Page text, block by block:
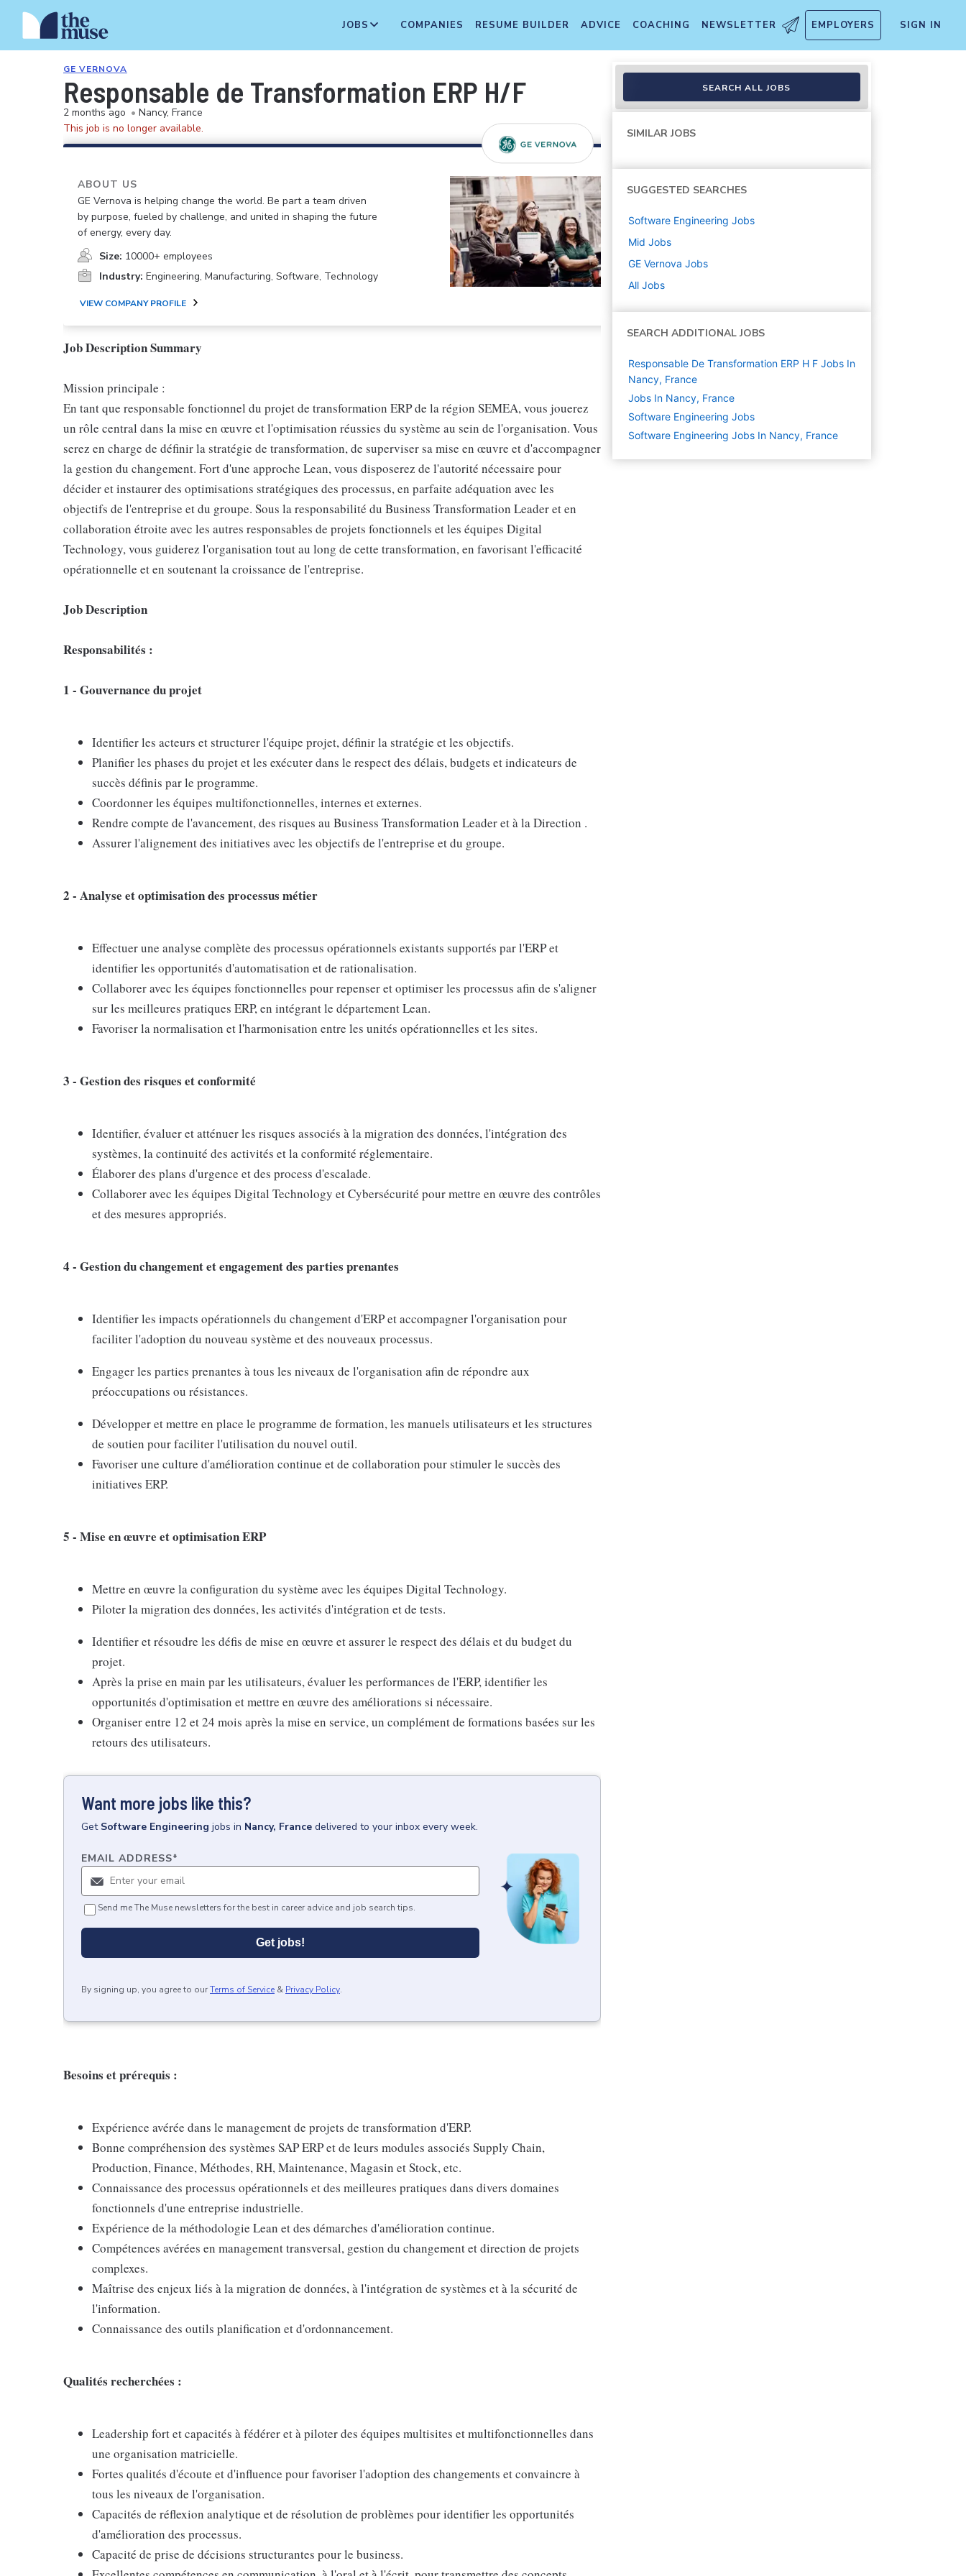
JOBS COMPANIES RESUME BUILDER ADVICE COACHING NEWSLETTER EMPLOYERS SIGN IN
GE VERNOVA
Responsable de Transformation ERP H/F
2 months ago • Nancy, France
This job is no longer available.
ABOUT US
GE Vernova is helping change the world. Be part a team driven
by purpose, fueled by challenge, and united in shaping the future
of energy, every day.
Size: 10000+ employees
Industry: Engineering, Manufacturing, Software, Technology
VIEW COMPANY PROFILE
Job Description Summary
Mission principale :
En tant que responsable fonctionnel du projet de transformation ERP de la région SEMEA, vous jouerez
un rôle central dans la mise en œuvre et l'optimisation réussies du système au sein de l'organisation. Vous
serez en charge de définir la stratégie de transformation, de superviser sa mise en œuvre et d'accompagner
la gestion du changement. Fort d'une approche Lean, vous disposerez de l'autorité nécessaire pour
décider et instaurer des optimisations stratégiques des processus, en parfaite adéquation avec les
objectifs de l'entreprise et du groupe. Sous la responsabilité du Business Transformation Leader et en
collaboration étroite avec les autres responsables de projets fonctionnels et les équipes Digital
Technology, vous guiderez l'organisation tout au long de cette transformation, en favorisant l'efficacité
opérationnelle et en soutenant la croissance de l'entreprise.
Job Description
Responsabilités :
1 - Gouvernance du projet
Identifier les acteurs et structurer l'équipe projet, définir la stratégie et les objectifs.
Planifier les phases du projet et les exécuter dans le respect des délais, budgets et indicateurs de
succès définis par le programme.
Coordonner les équipes multifonctionnelles, internes et externes.
Rendre compte de l'avancement, des risques au Business Transformation Leader et à la Direction .
Assurer l'alignement des initiatives avec les objectifs de l'entreprise et du groupe.
2 - Analyse et optimisation des processus métier
Effectuer une analyse complète des processus opérationnels existants supportés par l'ERP et
identifier les opportunités d'automatisation et de rationalisation.
Collaborer avec les équipes fonctionnelles pour repenser et optimiser les processus afin de s'aligner
sur les meilleures pratiques ERP, en intégrant le département Lean.
Favoriser la normalisation et l'harmonisation entre les unités opérationnelles et les sites.
3 - Gestion des risques et conformité
Identifier, évaluer et atténuer les risques associés à la migration des données, l'intégration des
systèmes, la continuité des activités et la conformité réglementaire.
Élaborer des plans d'urgence et des process d'escalade.
Collaborer avec les équipes Digital Technology et Cybersécurité pour mettre en œuvre des contrôles
et des mesures appropriés.
4 - Gestion du changement et engagement des parties prenantes
Identifier les impacts opérationnels du changement d'ERP et accompagner l'organisation pour
faciliter l'adoption du nouveau système et des nouveaux processus.
Engager les parties prenantes à tous les niveaux de l'organisation afin de répondre aux
préoccupations ou résistances.
Développer et mettre en place le programme de formation, les manuels utilisateurs et les structures
de soutien pour faciliter l'utilisation du nouvel outil.
Favoriser une culture d'amélioration continue et de collaboration pour stimuler le succès des
initiatives ERP.
5 - Mise en œuvre et optimisation ERP
Mettre en œuvre la configuration du système avec les équipes Digital Technology.
Piloter la migration des données, les activités d'intégration et de tests.
Identifier et résoudre les défis de mise en œuvre et assurer le respect des délais et du budget du
projet.
Après la prise en main par les utilisateurs, évaluer les performances de l'ERP, identifier les
opportunités d'optimisation et mettre en œuvre des améliorations si nécessaire.
Organiser entre 12 et 24 mois après la mise en service, un complément de formations basées sur les
retours des utilisateurs.
Want more jobs like this?
Get Software Engineering jobs in Nancy, France delivered to your inbox every week.
EMAIL ADDRESS*
Send me The Muse newsletters for the best in career advice and job search tips.
Get jobs!
By signing up, you agree to ourTerms of Service & Privacy Policy.
Besoins et prérequis :
Expérience avérée dans le management de projets de transformation d'ERP.
Bonne compréhension des systèmes SAP ERP et de leurs modules associés Supply Chain,
Production, Finance, Méthodes, RH, Maintenance, Magasin et Stock, etc.
Connaissance des processus opérationnels et des meilleures pratiques dans divers domaines
fonctionnels d'une entreprise industrielle.
Expérience de la méthodologie Lean et des démarches d'amélioration continue.
Compétences avérées en management transversal, gestion du changement et direction de projets
complexes.
Maîtrise des enjeux liés à la migration de données, à l'intégration de systèmes et à la sécurité de
l'information.
Connaissance des outils planification et d'ordonnancement.
Qualités recherchées :
Leadership fort et capacités à fédérer et à piloter des équipes multisites et multifonctionnelles dans
une organisation matricielle.
Fortes qualités d'écoute et d'influence pour favoriser l'adoption des changements et convaincre à
tous les niveaux de l'organisation.
Capacités de réflexion analytique et de résolution de problèmes pour identifier les opportunités
d'amélioration des processus.
Capacité de prise de décisions structurantes pour le business.
SEARCH ALL JOBS
SIMILAR JOBS
SUGGESTED SEARCHES
Software Engineering Jobs
Mid Jobs
GE Vernova Jobs
All Jobs
SEARCH ADDITIONAL JOBS
Responsable De Transformation ERP H F Jobs In
Nancy, France
Jobs In Nancy, France
Software Engineering Jobs
Software Engineering Jobs In Nancy, France